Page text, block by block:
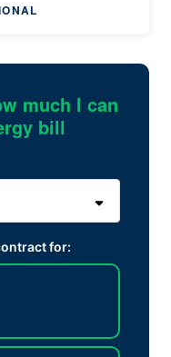
much I can
bill
for: